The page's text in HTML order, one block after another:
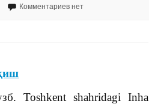
Комментариев нет
Toshkent shahridagi Inha